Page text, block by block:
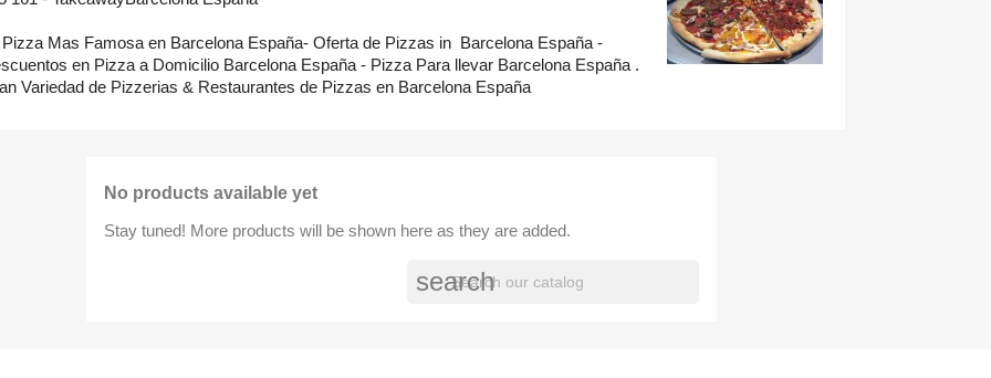
Pizza Mas Famosa en Barcelona España- Oferta de Pizzas in Barcelona España -
en Pizza a Domicilio Barcelona España - Pizza Para llevar Barcelona España .
Variedad de Pizzerias & Restaurantes de Pizzas en Barcelona España
No products available yet
Stay tuned! More products will be shown here as they are added.
search